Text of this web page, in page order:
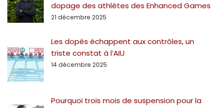
dopage des athlètes des Enhanced Games
21 décembre 2025
Les dopés échappent aux contrôles, un
triste constat à l’AIU
14 décembre 2025
Pourquoi trois mois de suspension pour la